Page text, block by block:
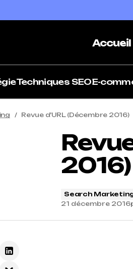
Accueil
Techniques SEOE-
Revue d’URL (Décembre 2016)
2016)
Search
21 décembre 2016